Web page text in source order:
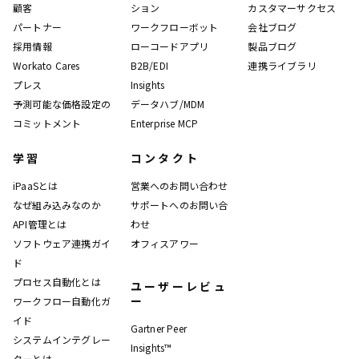
顧客
パートナー
採用情報
Workato Cares
プレス
予測可能な価格設定の
コミットメント
ション
ワークフローボット
ローコードアプリ
B2B/EDI
Insights
データハブ/MDM
Enterprise MCP
カスタマーサクセス
会社ブログ
製品ブログ
連携ライブラリ
学習
iPaaSとは
なぜ組み込みなのか
API管理とは
ソフトウェア連携ガイ
ド
プロセス自動化とは
ワークフロー自動化ガ
イド
システムインテグレー
コンタクト
営業へのお問い合わせ
サポートへのお問い合
わせ
オフィスアワー
ユーザーレビュ
ー
Gartner Peer
Insights™